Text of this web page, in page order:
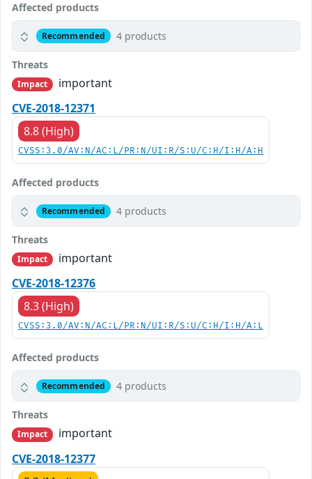
Affected products
Recommended 4 products
Threats
Impact
important
CVE-2018-12371
8.8 (High)
CVSS:3.0/AV:N/AC:L/PR:N/UI:R/S:U/C:H/I:H/A:H
Affected products
Recommended 4 products
Threats
Impact
important
CVE-2018-12376
8.3 (High)
CVSS:3.0/AV:N/AC:L/PR:N/UI:R/S:U/C:H/I:H/A:L
Affected products
Recommended 4 products
Threats
Impact
important
CVE-2018-12377